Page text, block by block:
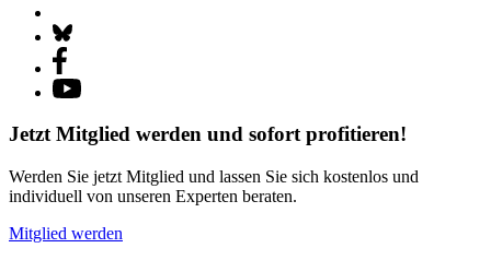
Jetzt Mitglied werden und sofort profitieren!
Werden Sie jetzt Mitglied und lassen Sie sich kostenlos und
individuell von unseren Experten beraten.
Mitglied werden